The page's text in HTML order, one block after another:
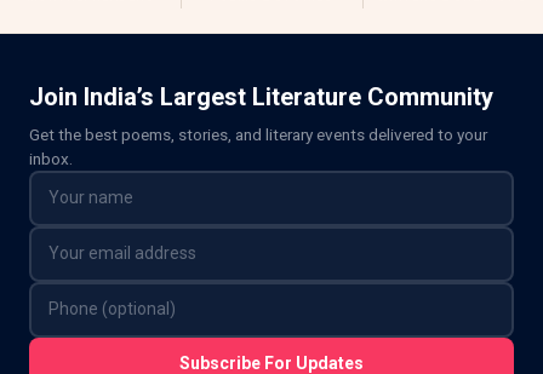
Join India’s Largest Literature Community
Get the best poems, stories, and literary events delivered to your
inbox.
Subscribe For Updates